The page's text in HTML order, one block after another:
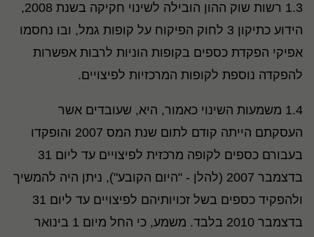
1.3 רשות שוק ההון הובילה לשינוי חקיקה בשנת 2008,
הידוע כתיקון 3 לחוק הפיקוח על קופות גמל, ובו נחסמו
אפיקי הפקדת כספים בקופות הוניות לרבות אפשרות
להפקדה נוספת לקופות המרכזיות לפיצויים.
1.4 משמעות השינוי כאמור, היא, שעובדים אשר
העסקתם הייתה קודם לתום שנת המס 2007 והופקדו
בעבורם כספים לקופה מרכזית לפיצויים עד ליום 31
בדצמבר 2007 (להלן - "היום הקובע"), ניתן היה להמשיך
ולהפקיד כספים בשל זכויותיהם לפיצויים עד ליום 31
בדצמבר 2010 בלבד. משמע, כי החל מיום 1 בינואר